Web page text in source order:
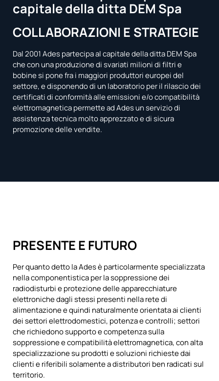
COLLABORAZIONI E STRATEGIE
Dal 2001 Ades partecipa al capitale della ditta DEM Spa
che con una produzione di svariati milioni di filtri e
bobine si pone fra i maggiori produttori europei del
settore, e disponendo di un laboratorio per il rilascio dei
certificati di conformità alle emissioni e/o compatibilità
elettromagnetica permette ad Ades un servizio di
assistenza tecnica molto apprezzato e di sicura
promozione delle vendite.
capitale della ditta DEM Spa
PRESENTE E FUTURO
Per quanto detto la Ades è particolarmente specializzata
nella componentistica per la soppressione dei
radiodisturbi e protezione delle apparecchiature
elettroniche dagli stessi presenti nella rete di
alimentazione e quindi naturalmente orientata ai clienti
dei settori elettrodomestici, potenza e controlli; settori
che richiedono supporto e competenza sulla
soppressione e compatibilità elettromagnetica, con alta
specializzazione su prodotti e soluzioni richieste dai
clienti e riferibili solamente a distributori ben radicati sul
territorio.